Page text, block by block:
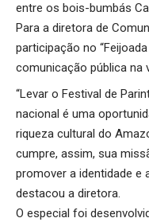
entre os bois-bumbás
Para a diretora de
participação no
comunicação pública na
“Levar o Festival de
nacional é uma
riqueza cultural do
cumpre, assim, sua
promover a identidade e
destacou a diretora.
O especial foi